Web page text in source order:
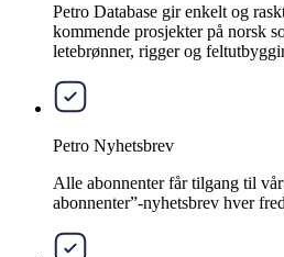
Petro Database gir enkelt og
kommende prosjekter på norsk
letebrønner, rigger og
Petro Nyhetsbrev
Alle abonnenter får tilgang til
abonnenter”-nyhetsbrev hver